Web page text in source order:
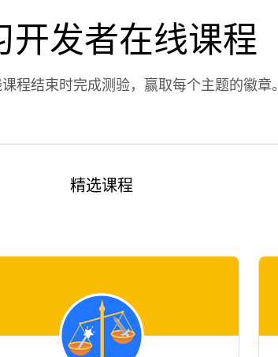
开发者在线课程
程结束时完成测验，赢取每个主题的徽章。
精选课程